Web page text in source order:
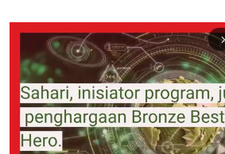
arrow_forward_ios